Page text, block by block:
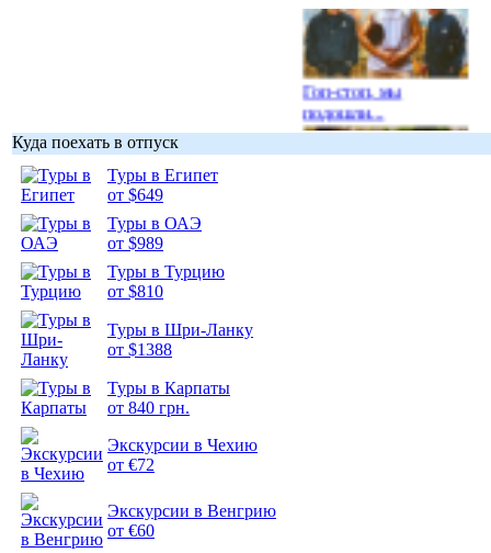
Гоп-стоп, мы
подошли...
Куда поехать в отпуск
Туры в Египет
от $649
Туры в ОАЭ
от $989
Туры в Турцию
от $810
Туры в Шри-Ланку
от $1388
Туры в Карпаты
от 840 грн.
Экскурсии в Чехию
от €72
Экскурсии в Венгрию
от €60